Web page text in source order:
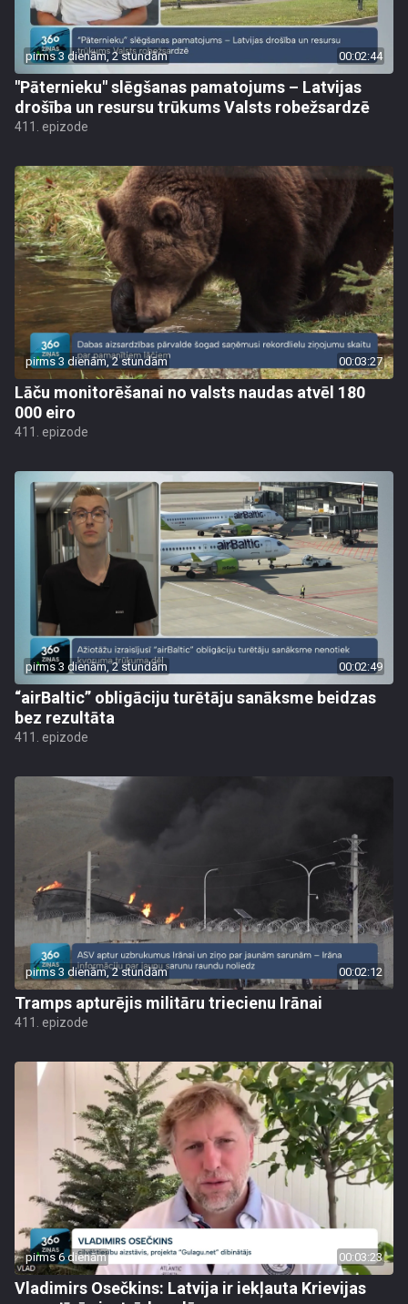
pirms 3 dienām, 2 stundām 00:02:44
"Pāternieku" slēgšanas pamatojums – Latvijas
drošība un resursu trūkums Valsts robežsardzē
411. epizode
pirms 3 dienām, 2 stundām 00:03:27
Lāču monitorēšanai no valsts naudas atvēl 180
000 eiro
411. epizode
pirms 3 dienām, 2 stundām 00:02:49
“airBaltic” obligāciju turētāju sanāksme beidzas
bez rezultāta
411. epizode
pirms 3 dienām, 2 stundām 00:02:12
Tramps apturējis militāru triecienu Irānai
411. epizode
pirms 6 dienām 00:03:23
Vladimirs Osečkins: Latvija ir iekļauta Krievijas